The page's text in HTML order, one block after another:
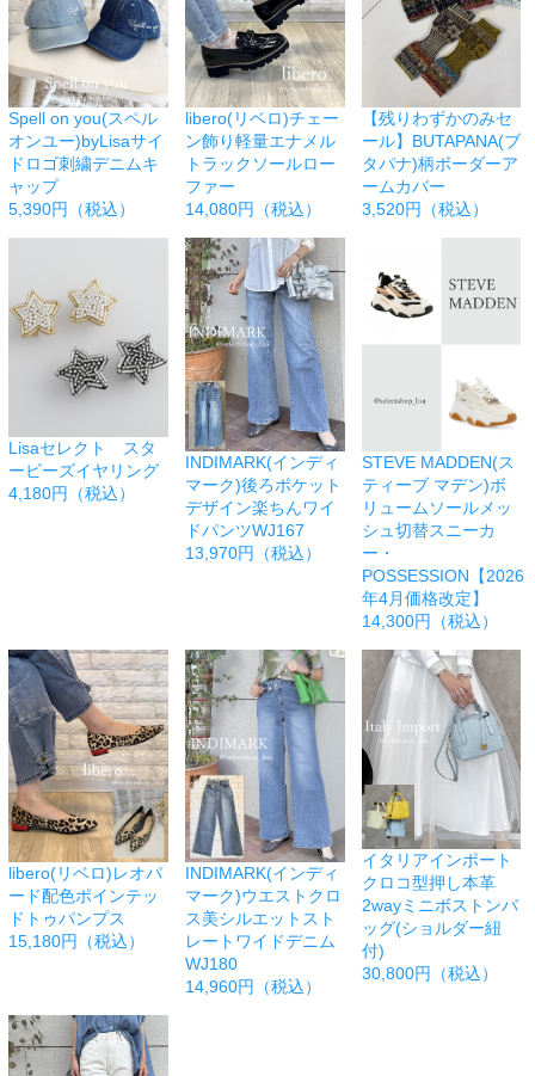
Spell on you(スペル
オンユー)byLisaサイ
ドロゴ刺繍デニムキ
ャップ
5,390円（税込）
libero(リベロ)チェー
ン飾り軽量エナメル
トラックソールロー
ファー
14,080円（税込）
【残りわずかのみセ
ール】BUTAPANA(ブ
タパナ)柄ボーダーア
ームカバー
3,520円（税込）
Lisaセレクト スタ
ービーズイヤリング
4,180円（税込）
INDIMARK(インディ
マーク)後ろポケット
デザイン楽ちんワイ
ドパンツWJ167
13,970円（税込）
STEVE MADDEN(ス
ティーブ マデン)ボ
リュームソールメッ
シュ切替スニーカ
ー・
POSSESSION【2026
年4月価格改定】
14,300円（税込）
libero(リベロ)レオパ
ード配色ポインテッ
ドトゥパンプス
15,180円（税込）
INDIMARK(インディ
マーク)ウエストクロ
ス美シルエットスト
レートワイドデニム
WJ180
14,960円（税込）
イタリアインポート
クロコ型押し本革
2wayミニボストンバ
ッグ(ショルダー紐
付)
30,800円（税込）